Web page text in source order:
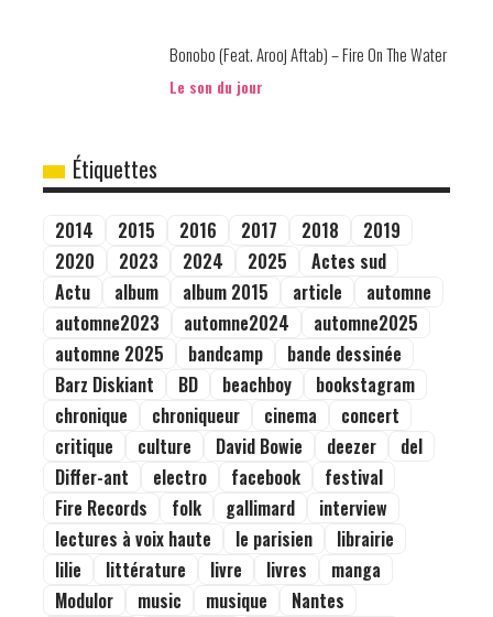
Bonobo (Feat. Arooj Aftab) – Fire On The Water
Le son du jour
Étiquettes
2014 2015 2016 2017 2018
2019
2020
2023 2024 2025
Actes sud
Actu
album album 2015 article
automne
automne2023
automne2024
automne2025
automne 2025
bandcamp
bande dessinée
Barz Diskiant
BD beachboy
bookstagram
chronique
chroniqueur cinema
concert
critique
culture David Bowie deezer
del
Differ-ant
electro facebook
festival
Fire Records
folk gallimard
interview
lectures à voix haute
le parisien
librairie
lilie
littérature livre livres
manga
Modulor
music musique
Nantes